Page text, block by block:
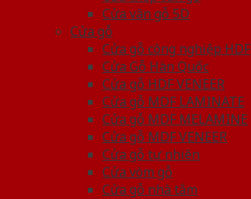
Cửa vân gỗ 5D
Cửa gỗ
Cửa gỗ công nghiệp HDF
Cửa Gỗ Hàn Quốc
Cửa gỗ HDF VENEER
Cửa gỗ MDF LAMINATE
Cửa gỗ MDF MELAMINE
Cửa gỗ MDF VENEER
Cửa gỗ tự nhiên
Cửa vòm gỗ
Cửa gỗ nhà tắm